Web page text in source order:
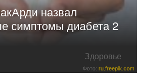
назвал
симптомы диабета 2
Здоровье
Фото: ru.freepik.com